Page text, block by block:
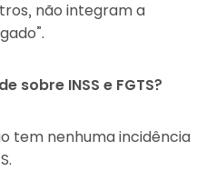
não integram a
sobre INSS e FGTS?
tem nenhuma incidência